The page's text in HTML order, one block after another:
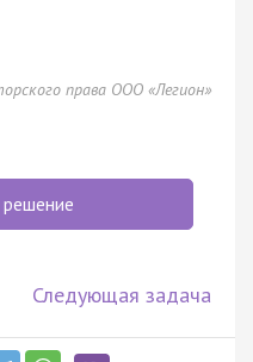
права ООО «Легион»
Следующая задача